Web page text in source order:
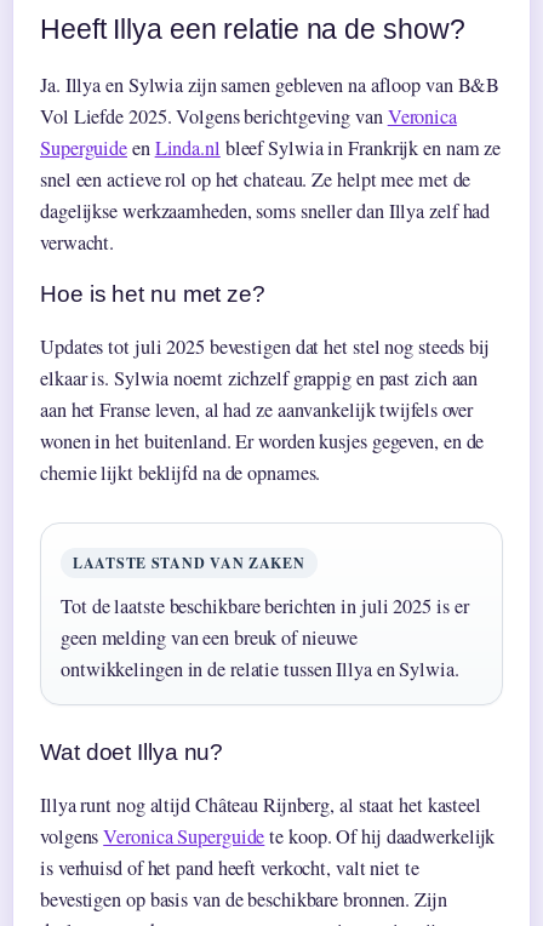
Heeft Illya een relatie na de show?
Ja. Illya en Sylwia zijn samen gebleven na afloop van B&B
Vol Liefde 2025. Volgens berichtgeving vanVeronica
SuperguideenLinda.nl bleef Sylwia in Frankrijk en nam ze
snel een actieve rol op het chateau. Ze helpt mee met de
dagelijkse werkzaamheden, soms sneller dan Illya zelf had
verwacht.
Hoe is het nu met ze?
Updates tot juli 2025 bevestigen dat het stel nog steeds bij
elkaar is. Sylwia noemt zichzelf grappig en past zich aan
aan het Franse leven, al had ze aanvankelijk twijfels over
wonen in het buitenland. Er worden kusjes gegeven, en de
chemie lijkt beklijfd na de opnames.
LAATSTE STAND VAN ZAKEN
Tot de laatste beschikbare berichten in juli 2025 is er
geen melding van een breuk of nieuwe
ontwikkelingen in de relatie tussen Illya en Sylwia.
Wat doet Illya nu?
Illya runt nog altijd Château Rijnberg, al staat het kasteel
volgensVeronica Superguidete koop. Of hij daadwerkelijk
is verhuisd of het pand heeft verkocht, valt niet te
bevestigen op basis van de beschikbare bronnen. Zijn